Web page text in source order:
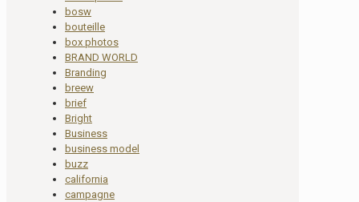
bosw
bouteille
box photos
BRAND WORLD
Branding
breew
brief
Bright
Business
business model
buzz
california
campagne